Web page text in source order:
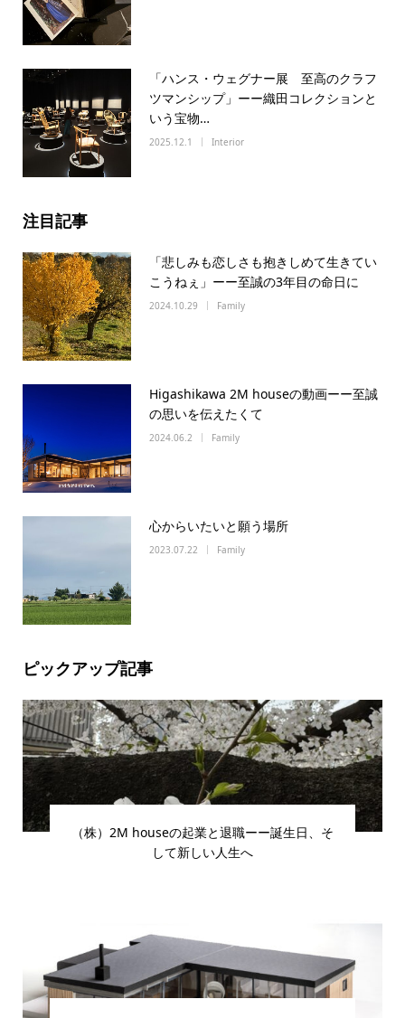
「ハンス・ウェグナー展 至高のクラフ
ツマンシップ」ーー織田コレクションと
いう宝物…
2025.12.1 Interior
注目記事
「悲しみも恋しさも抱きしめて生きてい
こうねぇ」ーー至誠の3年目の命日に
2024.10.29 Family
Higashikawa 2M houseの動画ーー至誠
の思いを伝えたくて
2024.06.2 Family
心からいたいと願う場所
2023.07.22 Family
ピックアップ記事
（株）2M houseの起業と退職ーー誕生日、そ
して新しい人生へ